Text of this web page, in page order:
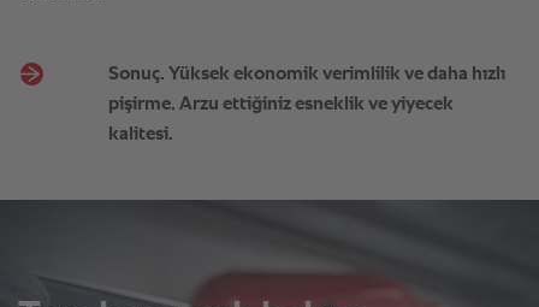
Sonuç. Yüksek ekonomik verimlilik ve daha hızlı
pişirme. Arzu ettiğiniz esneklik ve yiyecek
kalitesi.